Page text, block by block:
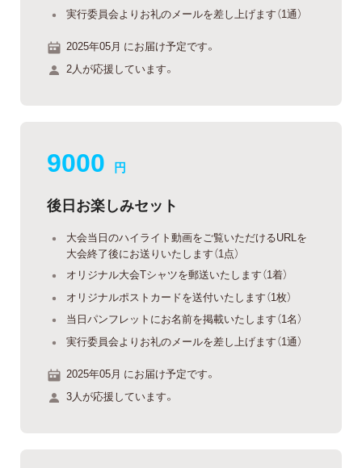
実行委員会よりお礼のメールを差し上げます（1通）
2025年05月 にお届け予定です。
2人が応援しています。
9000 円
後日お楽しみセット
大会当日のハイライト動画をご覧いただけるURLを
大会終了後にお送りいたします（1点）
オリジナル大会Tシャツを郵送いたします（1着）
オリジナルポストカードを送付いたします（1枚）
当日パンフレットにお名前を掲載いたします（1名）
実行委員会よりお礼のメールを差し上げます（1通）
2025年05月 にお届け予定です。
3人が応援しています。